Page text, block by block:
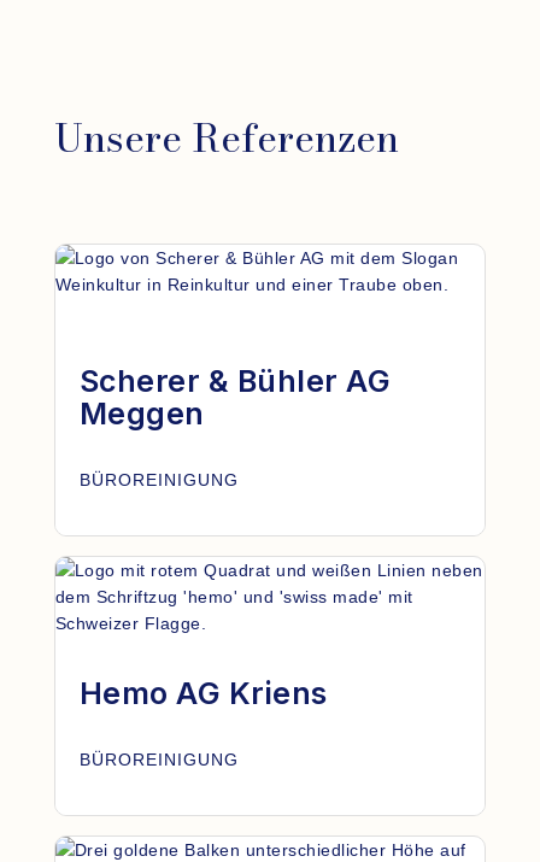
Unsere Referenzen
Scherer & Bühler AG
Meggen
BÜROREINIGUNG
Hemo AG Kriens
BÜROREINIGUNG